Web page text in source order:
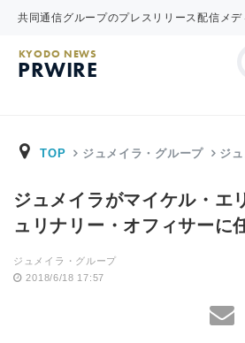
共同通信グループのプレスリリース配信メデ
KYODO NEWS
PRWIRE
TOP ジュメイラ・グループ ジ
ジュメイラがマイケル・エ
ュリナリー・オフィサーに
ジュメイラ・グループ
2018/6/18 17:57